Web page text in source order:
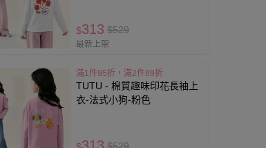
$313 $529
最新上架
滿1件95折，滿2件89折
TUTU - 棉質趣味印花長袖上
衣-法式小狗-粉色